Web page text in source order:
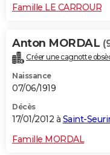
Famille LE CARROUR
Anton MORDAL
Créer une cagnotte
Naissance
07/06/1919
Décès
17/01/2012 à Saint-
Famille MORDAL